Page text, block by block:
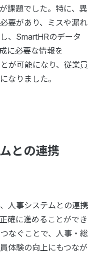
課題でした。特に、異
要があり、ミスや漏れ
、SmartHRのデータ
に必要な情報を
が可能になり、従業員
なりました。
との連携
人事システムとの連携
確に進めることができ
なぐことで、人事・総
体験の向上にもつなが